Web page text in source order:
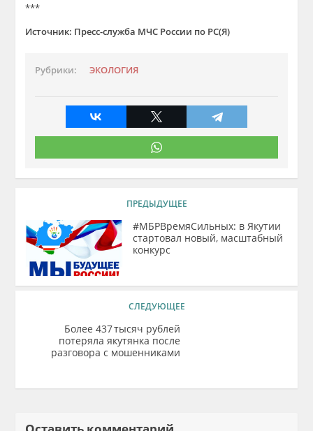
***
Источник: Пресс-служба МЧС России по РС(Я)
Рубрики: ЭКОЛОГИЯ
ПРЕДЫДУЩЕЕ
#МБРВремяСильных: в Якутии
стартовал новый, масштабный
конкурс
СЛЕДУЮЩЕЕ
Более 437 тысяч рублей
потеряла якутянка после
разговора с мошенниками